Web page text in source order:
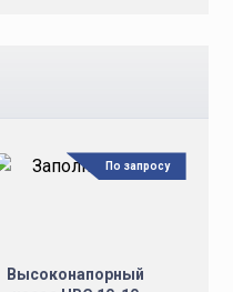
Высоконапорный
По запросу